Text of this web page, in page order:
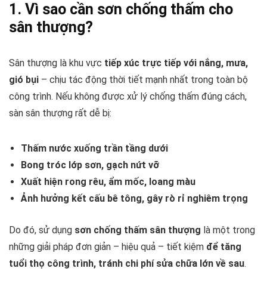
1. Vì sao cần sơn chống thấm cho
sân thượng?
Sân thượng là khu vực tiếp xúc trực tiếp với nắng, mưa,
gió bụi – chịu tác động thời tiết mạnh nhất trong toàn bộ
công trình. Nếu không được xử lý chống thấm đúng cách,
sàn sân thượng rất dễ bị:
Thấm nước xuống trần tầng dưới
Bong tróc lớp sơn, gạch nứt vỡ
Xuất hiện rong rêu, ẩm mốc, loang màu
Ảnh hưởng kết cấu bê tông, gây rò rỉ nghiêm trọng
Do đó, sử dụng sơn chống thấm sân thượng là một trong
những giải pháp đơn giản – hiệu quả – tiết kiệm để tăng
tuổi thọ công trình, tránh chi phí sửa chữa lớn về sau.